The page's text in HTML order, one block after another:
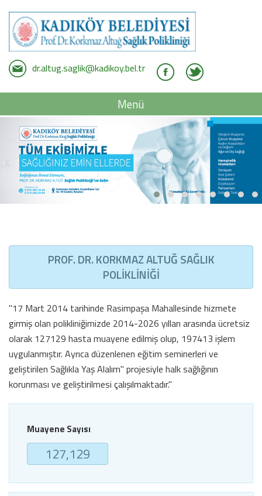
dr.altug.saglik@kadikoy.bel.tr
Menü
PROF. DR. KORKMAZ ALTUĞ SAĞLIK
POLİKLİNİĞİ
"17 Mart 2014 tarihinde Rasimpaşa Mahallesinde hizmete
girmiş olan polikliniğimizde 2014-2026 yılları arasında ücretsiz
olarak 127129 hasta muayene edilmiş olup, 197413 işlem
uygulanmıştır. Ayrıca düzenlenen eğitim seminerleri ve
geliştirilen Sağlıkla Yaş Alalım" projesiyle halk sağlığının
korunması ve geliştirilmesi çalışılmaktadır."
Muayene Sayısı
127,129